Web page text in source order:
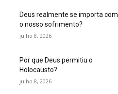
Deus realmente se importa com
o nosso sofrimento?
julho 8, 2026
Por que Deus permitiu o
Holocausto?
julho 8, 2026